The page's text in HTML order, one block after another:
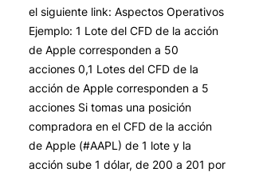
el siguiente link: Aspectos Operativos
Ejemplo: 1 Lote del CFD de la acción
de Apple corresponden a 50
acciones 0,1 Lotes del CFD de la
acción de Apple corresponden a 5
acciones Si tomas una posición
compradora en el CFD de la acción
de Apple (#AAPL) de 1 lote y la
acción sube 1 dólar, de 200 a 201 por